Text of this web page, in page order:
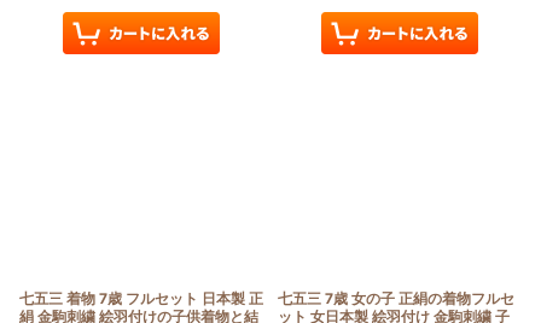
七五三 着物 7歳 フルセット 日本製 正
絹 金駒刺繍 絵羽付けの子供着物と結
七五三 7歳 女の子 正絹の着物フルセ
ット 女日本製 絵羽付け 金駒刺繍 子